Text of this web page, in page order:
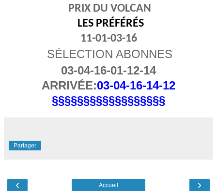
PRIX DU VOLCAN
LES PRÉFÉRÉS
11-01-03-16
SÉLECTION ABONNES
03-04-16-01-12-14
ARRIVÉE:03-04-16-14-12
§§§§§§§§§§§§§§§§§§
Partager
‹ ›
Accueil